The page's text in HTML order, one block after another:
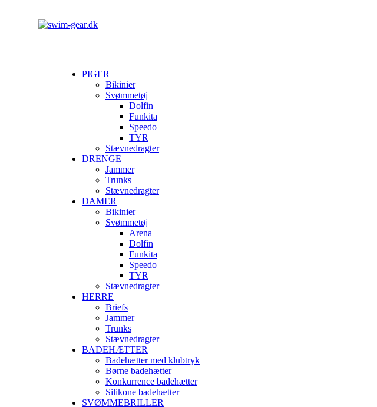
PIGER
Bikinier
Svømmetøj
Dolfin
Funkita
Speedo
TYR
Stævnedragter
DRENGE
Jammer
Trunks
Stævnedragter
DAMER
Bikinier
Svømmetøj
Arena
Dolfin
Funkita
Speedo
TYR
Stævnedragter
HERRE
Briefs
Jammer
Trunks
Stævnedragter
BADEHÆTTER
Badehætter med klubtryk
Børne badehætter
Konkurrence badehætter
Silikone badehætter
SVØMMEBRILLER